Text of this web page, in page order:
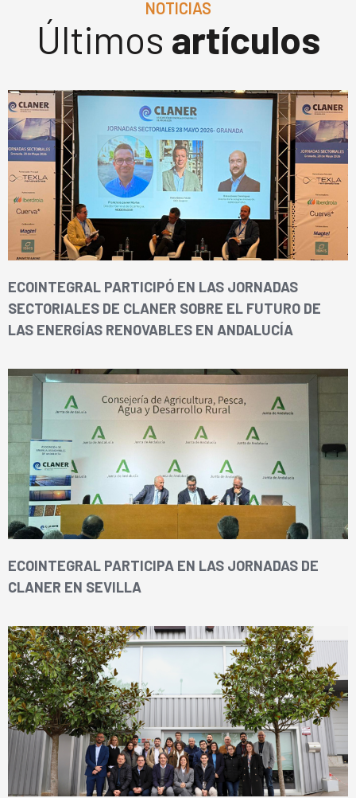
NOTICIAS
Últimos artículos
ECOINTEGRAL PARTICIPÓ EN LAS JORNADAS
SECTORIALES DE CLANER SOBRE EL FUTURO DE
LAS ENERGÍAS RENOVABLES EN ANDALUCÍA
ECOINTEGRAL PARTICIPA EN LAS JORNADAS DE
CLANER EN SEVILLA